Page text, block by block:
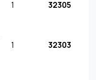
1 32305
1 32303